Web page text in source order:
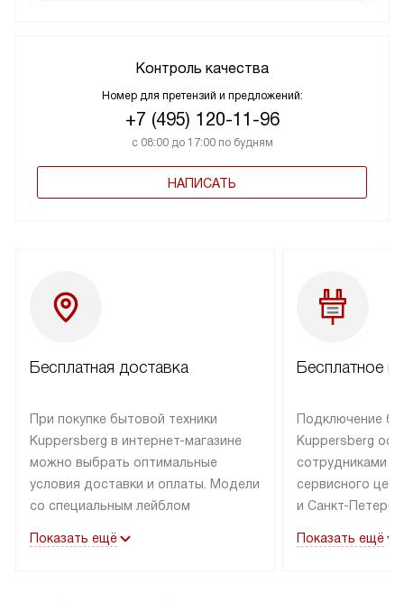
Контроль качества
Номер для претензий и предложений:
+7 (495) 120-11-96
с 08:00 до 17:00 по будням
НАПИСАТЬ
Бесплатная доставка
При покупке бытовой техники
Kuppersberg в интернет-магазине
можно выбрать оптимальные
условия доставки и оплаты. Модели
со специальным лейблом
в пределах МКАД до подъезда,
Показать ещё
Бесплатное
Подключение
Kuppersberg
сотрудниками
сервисного
и Санкт-
подключается к
Показать ещё